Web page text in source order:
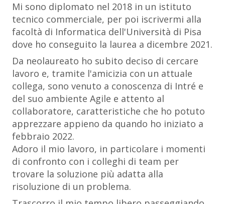
Mi sono diplomato nel 2018 in un istituto
tecnico commerciale, per poi iscrivermi alla
facoltà di Informatica dell'Università di Pisa
dove ho conseguito la laurea a dicembre 2021.
Da neolaureato ho subito deciso di cercare
lavoro e, tramite l'amicizia con un attuale
collega, sono venuto a conoscenza di Intré e
del suo ambiente Agile e attento al
collaboratore, caratteristiche che ho potuto
apprezzare appieno da quando ho iniziato a
febbraio 2022.
Adoro il mio lavoro, in particolare i momenti
di confronto con i colleghi di team per
trovare la soluzione più adatta alla
risoluzione di un problema.